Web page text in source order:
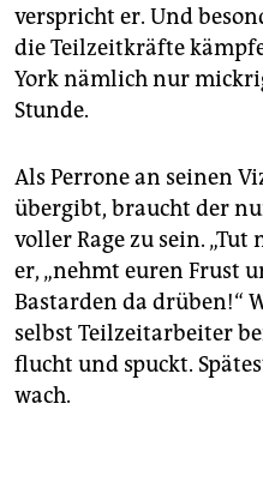
verspricht er. Und
die Teilzeitkräfte
York nämlich nur
Stunde.
Als Perrone an seinen
übergibt, braucht der
voller Rage zu sein.
er, „nehmt euren Frust
Bastarden da drüben!“
selbst Teilzeitarbeiter
flucht und spuckt.
wach.